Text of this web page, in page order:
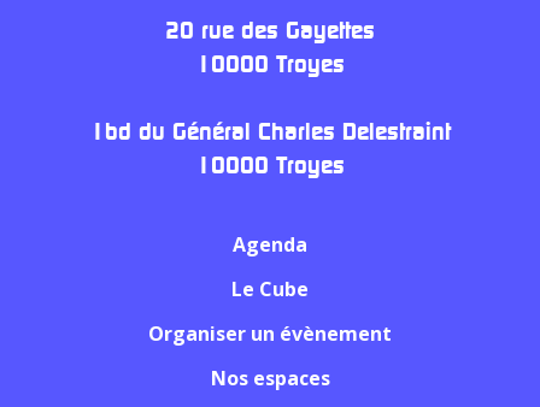
20 rue des Gayettes
10000 Troyes
1bd du Général Charles Delestraint
10000 Troyes
Agenda
Le Cube
Organiser un évènement
Nos espaces